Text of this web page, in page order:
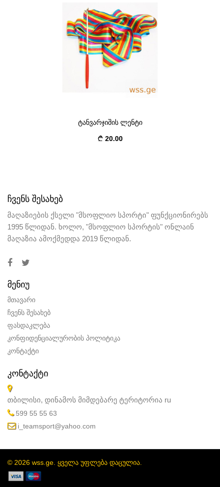
ტანვარჯიშის ლენტი
20.00
ᲩᲕᲔᲜᲡ ᲨᲔᲡᲐᲮᲔᲑ
მაღაზიების ქსელი "მსოფლიო სპორტი" ფუნქციონირებს
1995 წლიდან. ხოლო, "მსოფლიო სპორტის" ონლაინ
მაღაზია ამოქმედდა 2019 წლიდან.
ᲛᲔᲜᲘᲣ
მთავარი
ჩვენს შესახებ
ფასდაკლება
კონფიდენციალურობის პოლიტიკა
კონტაქტი
ᲙᲝᲜᲢᲐᲥᲢᲘ
თბილისი, დინამოს მიმდებარე ტერიტორია ru
599 55 55 63
i_teamsport@yahoo.com
© 2026 wss.ge. ყველა უფლება დაცულია.